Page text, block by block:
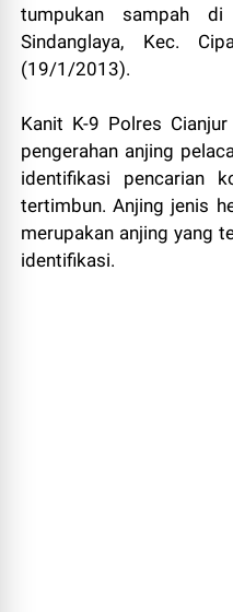
tumpukan sampah di
Sindanglaya, Kec.
(19/1/2013).
Kanit K-9 Polres
pengerahan anjing
identifikasi pencarian
tertimbun. Anjing jenis
merupakan anjing yang
identifikasi.